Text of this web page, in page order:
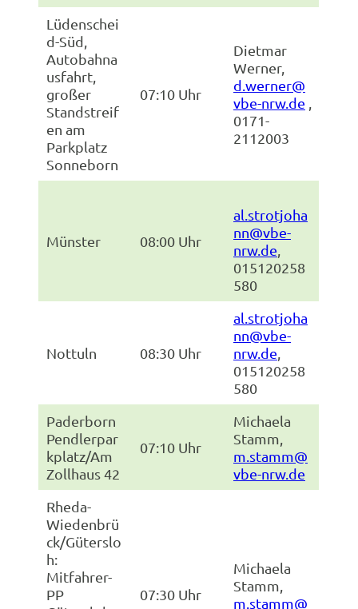
Lüdenschei
d-Süd,
Autobahna
usfahrt,
großer
Standstreif
en am
Parkplatz
Sonneborn
07:10 Uhr
Dietmar
Werner,
d.werner@
vbe-nrw.de
0171-
2112003
Münster 08:00 Uhr
al.strotjoha
nn@vbe-
nrw.de
015120258
580
Nottuln 08:30 Uhr
al.strotjoha
nn@vbe-
nrw.de
015120258
580
Paderborn
Pendlerpar
kplatz/Am
Zollhaus 42
07:10 Uhr
Michaela
Stamm,
m.stamm@
vbe-nrw.de
Rheda-
Wiedenbrü
ck/Güterslo
h:
Mitfahrer-
PP
07:30 Uhr
Michaela
Stamm,
m.stamm@